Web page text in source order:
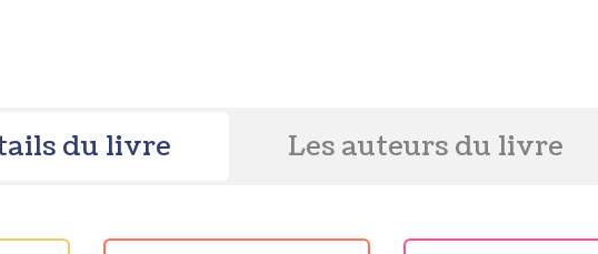
du livre Les auteurs du livre